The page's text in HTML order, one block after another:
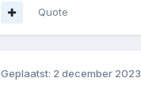
Quote
Geplaatst: 2 december 2023